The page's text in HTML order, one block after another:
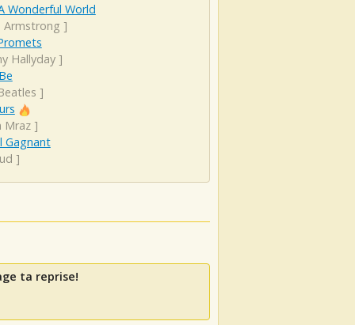
Wonderful World
Armstrong ]
Hallyday]
]
Mraz]
Gagnant
]
ta reprise!